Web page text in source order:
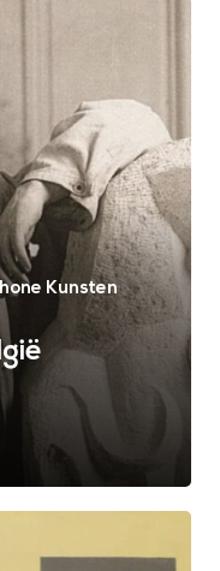
Kunsten